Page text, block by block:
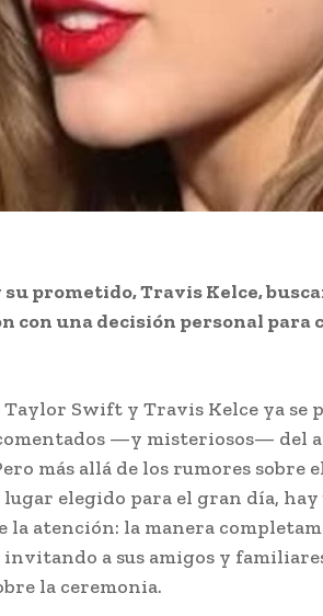
su prometido, Travis Kelce,
con una decisión personal para
Taylor Swift y Travis Kelce ya se
—y misteriosos— del
más allá de los rumores sobre
elegido para el gran día,
la atención: la manera
a sus amigos y
la ceremonia.